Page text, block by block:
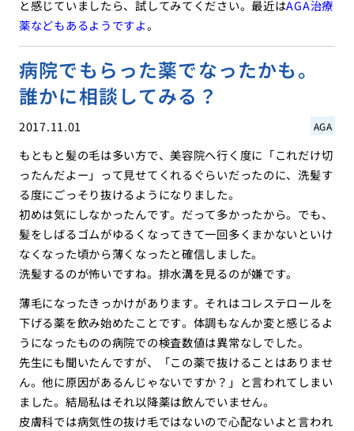
と感じていましたら、試してみてください。最近はAGA治療
薬などもあるようですよ。
病院でもらった薬でなったかも。
誰かに相談してみる？
2017.11.01 AGA
もともと髪の毛は多い方で、美容院へ行く度に「これだけ切
ったんだよー」って見せてくれるぐらいだったのに、洗髪す
る度にごっそり抜けるようになりました。
初めは気にしなかったんです。だって多かったから。でも、
髪をしばるゴムがゆるくなってきて一回多くまかないといけ
なくなった頃から薄くなったと確信しました。
洗髪するのが怖いですね。排水溝を見るのが嫌です。
薄毛になったきっかけがあります。それはコレステロールを
下げる薬を飲み始めたことです。体調もなんか変と感じるよ
うになったものの病院での検査数値は異常なしでした。
先生にも聞いたんですが、「この薬で抜けることはありませ
ん。他に原因があるんじゃないですか？」と言われてしまい
ました。結局私はそれ以降薬は飲んでいません。
皮膚科では病気性の抜け毛ではないので心配ないよと言われ